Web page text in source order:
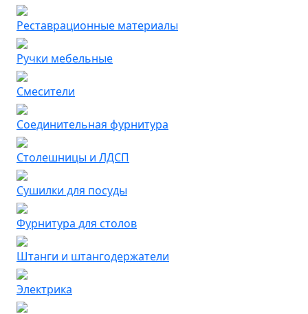
Реставрационные материалы
Ручки мебельные
Смесители
Соединительная фурнитура
Столешницы и ЛДСП
Сушилки для посуды
Фурнитура для столов
Штанги и штангодержатели
Электрика